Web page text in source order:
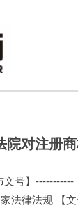
院对注册
文号】
法律法规 【